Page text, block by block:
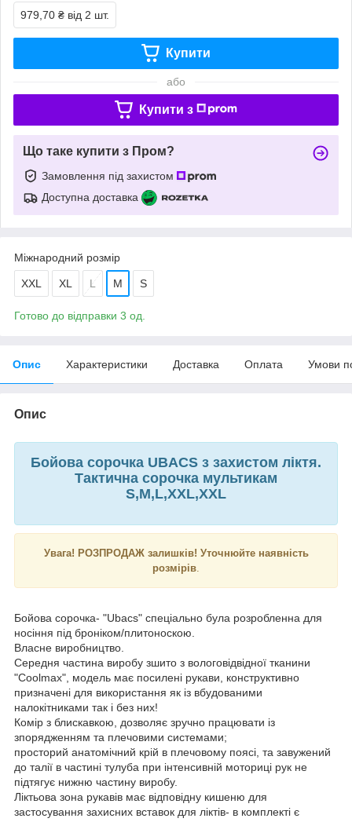
979,70 ₴ від 2 шт.
Купити
або
Купити з
Що таке купити з Пром?
Замовлення під захистом
Доступна доставка
Міжнародний розмір
XXL XL L M S
Готово до відправки 3 од.
Опис Характеристики Доставка Оплата Умови
Опис
Бойова сорочка UBACS з захистом ліктя.
Тактична сорочка мультикам
S,M,L,XXL,XXL
Увага! РОЗПРОДАЖзалишків! Уточнюйте наявність
розмірів.
Бойова сорочка- "Ubacs" спеціально була розробленна для
носіння під броніком/плитоноскою.
Власне виробництво.
Середня частина виробу зшито з вологовідвідної тканини
"Coolmax", модель має посилені рукави, конструктивно
призначені для використання як із вбудованими
налокітниками так і без них!
Комір з блискавкою, дозволяє зручно працювати із
зпорядженням та плечовими системами;
просторий анатомічний крій в плечовому поясі, та завужений
до талії в частині тулуба при інтенсивній моториці рук не
підтягує нижню частину виробу.
Ліктьова зона рукавів має відповідну кишеню для
застосування захисних вставок для ліктів- в комплекті є